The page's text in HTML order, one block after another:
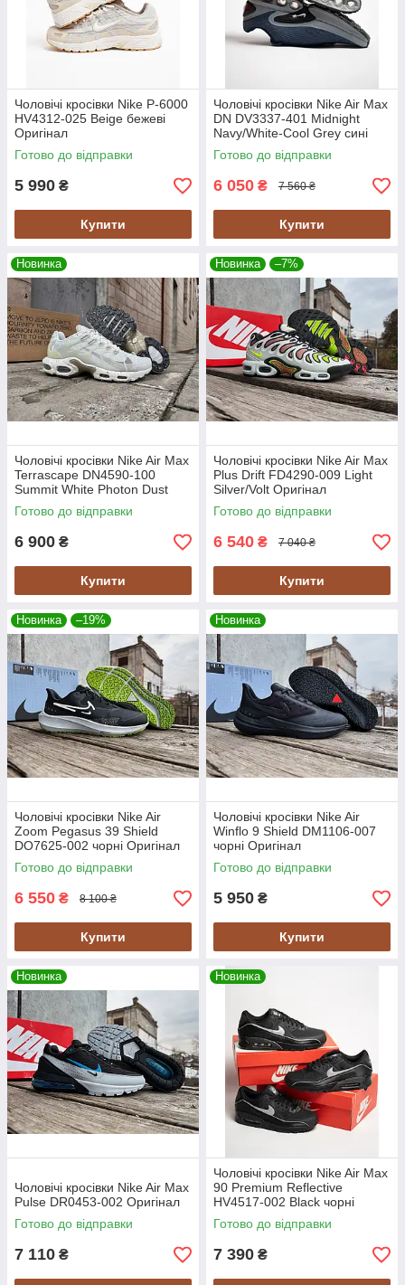
Чоловічі кросівки Nike P-6000
HV4312-025 Beige бежеві
Оригінал
Готово до відправки
5 990 ₴
Купити
Чоловічі кросівки Nike Air Max
DN DV3337-401 Midnight
Navy/White-Cool Grey сині
Готово до відправки
6 050 ₴ 7 560 ₴
Купити
Новинка
Чоловічі кросівки Nike Air Max
Terrascape DN4590-100
Summit White Photon Dust
Light Iron Ore Оригінал
Готово до відправки
6 900 ₴
Купити
Новинка –7%
Чоловічі кросівки Nike Air Max
Plus Drift FD4290-009 Light
Silver/Volt Оригінал
Готово до відправки
6 540 ₴ 7 040 ₴
Купити
Новинка –19%
Чоловічі кросівки Nike Air
Zoom Pegasus 39 Shield
DO7625-002 чорні Оригінал
Готово до відправки
6 550 ₴ 8 100 ₴
Купити
Новинка
Чоловічі кросівки Nike Air
Winflo 9 Shield DM1106-007
чорні Оригінал
Готово до відправки
5 950 ₴
Купити
Новинка
Чоловічі кросівки Nike Air Max
Pulse DR0453-002 Оригінал
Готово до відправки
7 110 ₴
Новинка
Чоловічі кросівки Nike Air Max
90 Premium Reflective
HV4517-002 Black чорні
оригінал
Готово до відправки
7 390 ₴